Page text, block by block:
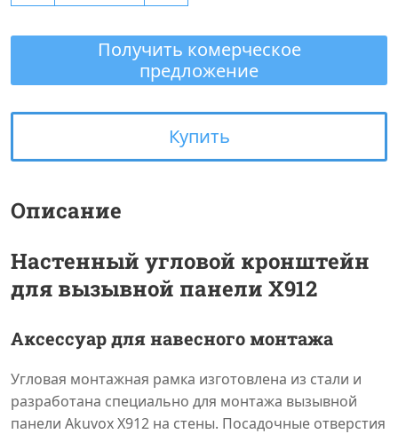
Получить комерческое
предложение
Купить
Описание
Настенный угловой кронштейн
для вызывной панели X912
Аксессуар для навесного монтажа
Угловая монтажная рамка изготовлена из стали и
разработана специально для монтажа вызывной
панели Akuvox X912 на стены. Посадочные отверстия